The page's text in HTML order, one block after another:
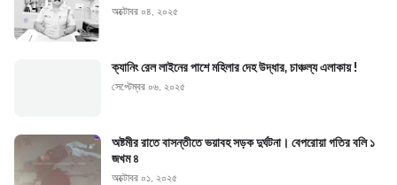
অক্টোবর ০৪, ২০২৫
ক্যানিং রেল লাইনের পাশে মহিলার দেহ উদ্ধার, চাঞ্চল্য এলাকায় !
সেপ্টেম্বর ০৬, ২০২৫
অষ্টমীর রাতে বাসন্তীতে ভয়াবহ সড়ক দুর্ঘটনা। বেপরোয়া গতির বলি ১
জখম ৪
অক্টোবর ০১, ২০২৫